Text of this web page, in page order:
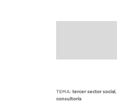
TEMA: tercer sector social ,
consultoría